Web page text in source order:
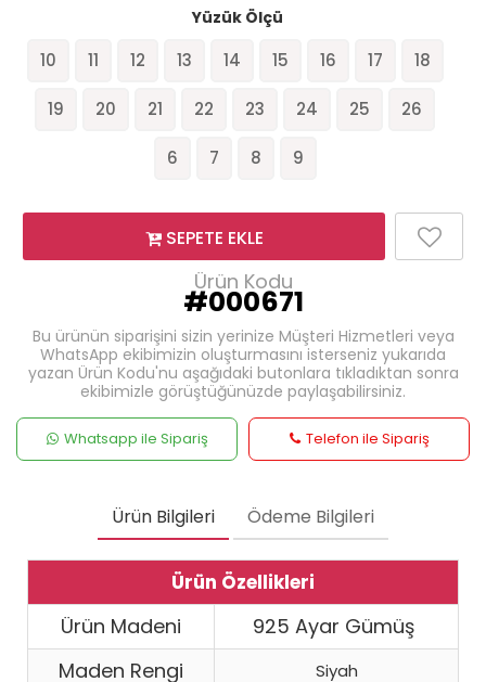
Yüzük Ölçü
10 11 12 13 14 15 16 17 18
19 20 21 22 23 24 25 26
6 7 8 9
SEPETE EKLE
Ürün Kodu
#000671
Bu ürünün siparişini sizin yerinize Müşteri Hizmetleri veya
WhatsApp ekibimizin oluşturmasını isterseniz yukarıda
yazan Ürün Kodu'nu aşağıdaki butonlara tıkladıktan sonra
ekibimizle görüştüğünüzde paylaşabilirsiniz.
Whatsapp ile Sipariş Telefon ile Sipariş
Ürün Bilgileri Ödeme Bilgileri
Ürün Özellikleri
Ürün Madeni
925 Ayar Gümüş
Maden Rengi
Siyah